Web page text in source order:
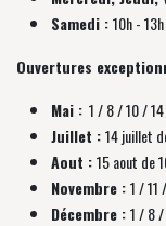
Samedi :10h -
Ouvertures
Mai : 1 / 8 / 10 /
Juillet :14 juillet
Aout :15 aout de
Novembre :1 / 11
Décembre :1 / 8